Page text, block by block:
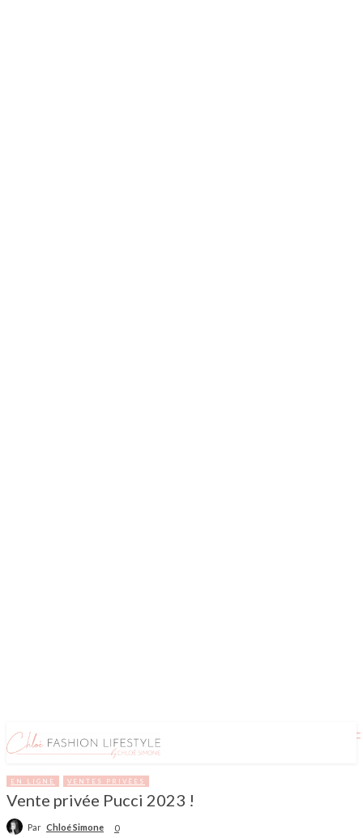
EN LIGNE VENTES PRIVÉES
Vente privée Pucci 2023 !
Par Chloé Simone 0